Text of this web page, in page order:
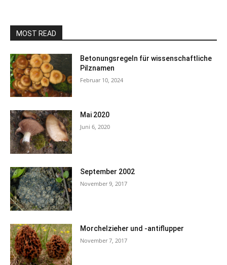
MOST READ
Betonungsregeln für wissenschaftliche
Pilznamen
Februar 10, 2024
Mai 2020
Juni 6, 2020
September 2002
November 9, 2017
Morchelzieher und -antiflupper
November 7, 2017